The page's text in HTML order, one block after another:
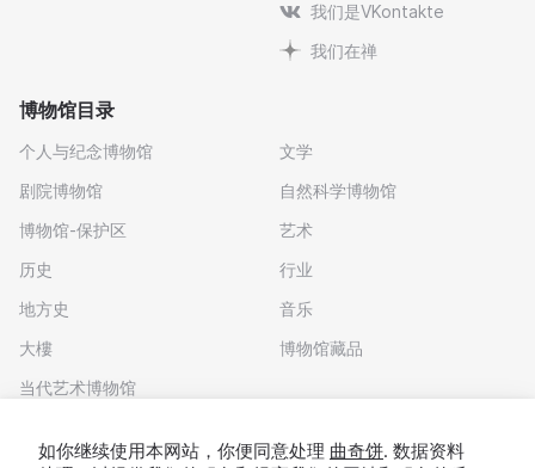
我们是VKontakte
我们在禅
博物馆目录
个人与纪念博物馆
剧院博物馆
博物馆-保护区
历史
地方史
大樓
当代艺术博物馆
文学
自然科学博物馆
艺术
行业
音乐
博物馆藏品
如你继续使用本网站，你便同意处理 曲奇饼. 数据资料